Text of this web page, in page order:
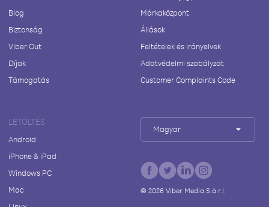
Blog
Biztonság
Viber Out
Díjak
Támogatás
Márkaközpont
Állások
Feltételek és irányelvek
Adatvédelmi szabályzat
Customer Complaints Code
LETÖLTÉS
Android
iPhone & iPad
Windows PC
Mac
Magyar
© 2026Viber Media S.à r.l.